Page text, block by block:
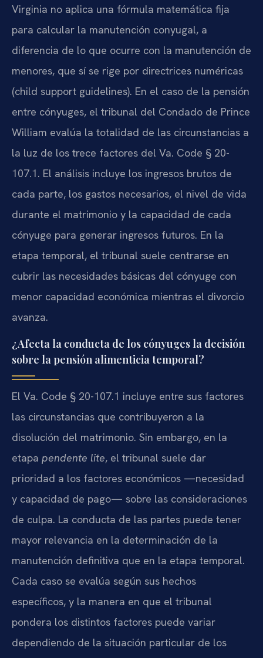
Virginia no aplica una fórmula matemática fija
para calcular la manutención conyugal, a
diferencia de lo que ocurre con la manutención de
menores, que sí se rige por directrices numéricas
(child support guidelines). En el caso de la pensión
entre cónyuges, el tribunal del Condado de Prince
William evalúa la totalidad de las circunstancias a
la luz de los trece factores del Va. Code § 20-
107.1. El análisis incluye los ingresos brutos de
cada parte, los gastos necesarios, el nivel de vida
durante el matrimonio y la capacidad de cada
cónyuge para generar ingresos futuros. En la
etapa temporal, el tribunal suele centrarse en
cubrir las necesidades básicas del cónyuge con
menor capacidad económica mientras el divorcio
avanza.
¿Afecta la conducta de los cónyuges la decisión
sobre la pensión alimenticia temporal?
El Va. Code § 20-107.1 incluye entre sus factores
las circunstancias que contribuyeron a la
disolución del matrimonio. Sin embargo, en la
etapa pendente lite, el tribunal suele dar
prioridad a los factores económicos —necesidad
y capacidad de pago— sobre las consideraciones
de culpa. La conducta de las partes puede tener
mayor relevancia en la determinación de la
manutención definitiva que en la etapa temporal.
Cada caso se evalúa según sus hechos
específicos, y la manera en que el tribunal
pondera los distintos factores puede variar
dependiendo de la situación particular de los